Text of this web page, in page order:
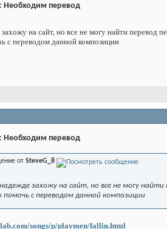
Необходим перевод
на сайт, но все не могу найти перевод
с переводом данной композиции
Необходим перевод
от SteveG_8
захожу на сайт, но все не могу найти
с переводом данной композиции
songs/p/playmen/fallin.html